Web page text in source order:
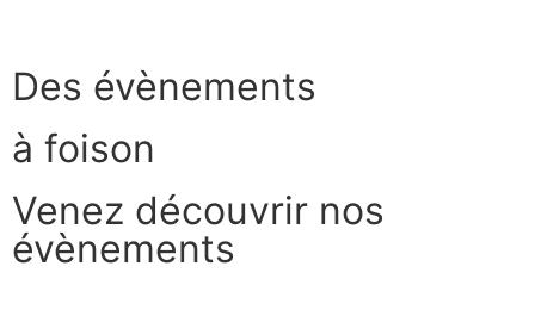
Des évènements
à foison
Venez découvrir nos
évènements